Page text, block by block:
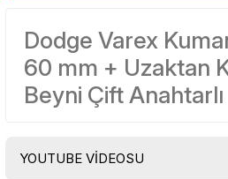
Dodge Varex
60 mm + Uzaktan
Beyni Çift Anahtarlı
YOUTUBE VİDEOSU